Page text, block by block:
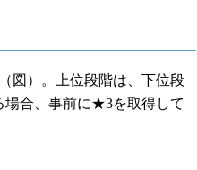
）。上位段階は、下位段
場合、事前に★3を取得して